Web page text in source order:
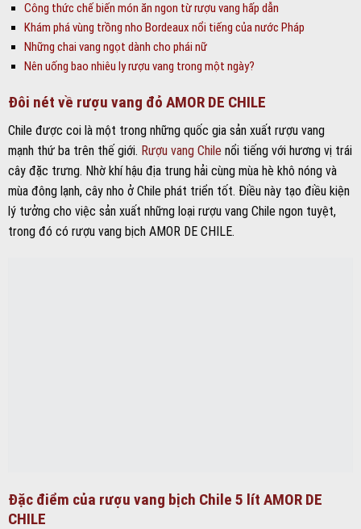
Công thức chế biến món ăn ngon từ rượu vang hấp dẫn
Khám phá vùng trồng nho Bordeaux nổi tiếng của nước Pháp
Những chai vang ngọt dành cho phái nữ
Nên uống bao nhiêu ly rượu vang trong một ngày?
Đôi nét về rượu vang đỏ AMOR DE CHILE
Chile được coi là một trong những quốc gia sản xuất rượu vang
mạnh thứ ba trên thế giới. Rượu vang Chile nổi tiếng với hương vị trái
cây đặc trưng. Nhờ khí hậu địa trung hải cùng mùa hè khô nóng và
mùa đông lạnh, cây nho ở Chile phát triển tốt. Điều này tạo điều kiện
lý tưởng cho việc sản xuất những loại rượu vang Chile ngon tuyệt,
trong đó có rượu vang bịch AMOR DE CHILE.
Đặc điểm của rượu vang bịch Chile 5 lít AMOR DE
CHILE